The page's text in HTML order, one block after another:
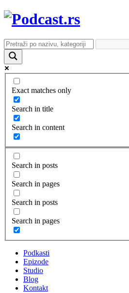
Exact matches only
Search in title
Search in content
Search in posts
Search in pages
Search in posts
Search in pages
Podkasti
Epizode
Studio
Blog
Kontakt